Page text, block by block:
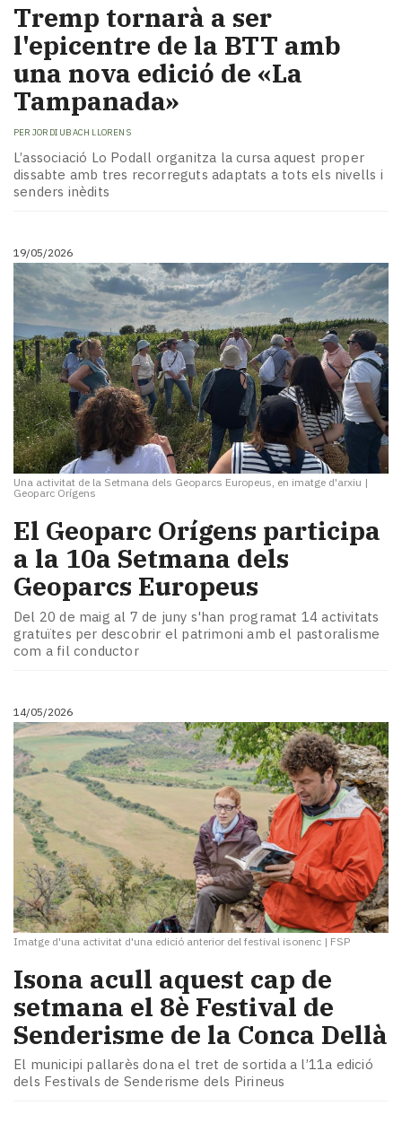
​Tremp tornarà a ser
l'epicentre de la BTT amb
una nova edició de «La
Tampanada»
PER JORDI UBACH LLORENS
L’associació Lo Podall organitza la cursa aquest proper
dissabte amb tres recorreguts adaptats a tots els nivells i
senders inèdits
19/05/2026
Una activitat de la Setmana dels Geoparcs Europeus, en imatge d'arxiu |
Geoparc Orígens
El Geoparc Orígens participa
a la 10a Setmana dels
Geoparcs Europeus
Del 20 de maig al 7 de juny s'han programat 14 activitats
gratuïtes per descobrir el patrimoni amb el pastoralisme
com a fil conductor
14/05/2026
Imatge d'una activitat d'una edició anterior del festival isonenc | FSP
Isona acull aquest cap de
setmana el 8è Festival de
Senderisme de la Conca Dellà
El municipi pallarès dona el tret de sortida a l’11a edició
dels Festivals de Senderisme dels Pirineus